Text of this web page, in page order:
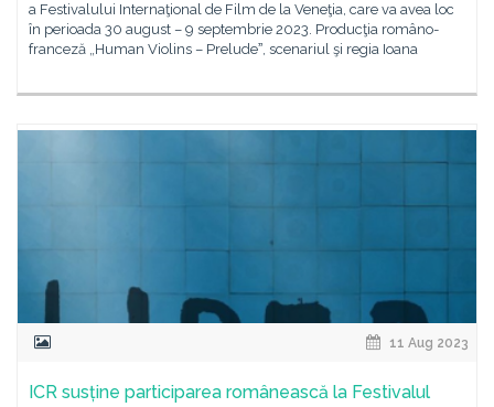
a Festivalului Internaţional de Film de la Veneţia, care va avea loc
în perioada 30 august – 9 septembrie 2023. Producţia româno-
franceză „Human Violins – Preludeˮ, scenariul şi regia Ioana
11 Aug 2023
ICR susține participarea românească la Festivalul